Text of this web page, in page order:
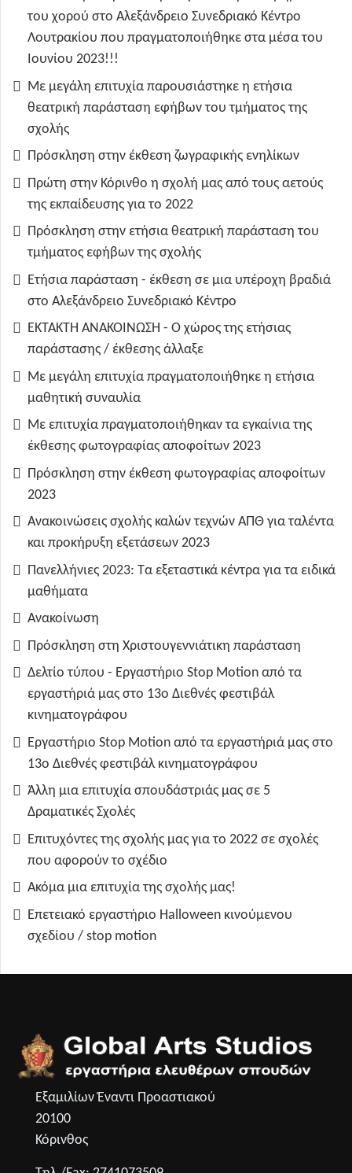
του χορού στο Αλεξάνδρειο Συνεδριακό Κέντρο
Λουτρακίου που πραγματοποιήθηκε στα μέσα του
Ιουνίου 2023!!!
Με μεγάλη επιτυχία παρουσιάστηκε η ετήσια
θεατρική παράσταση εφήβων του τμήματος της
σχολής
Πρόσκληση στην έκθεση ζωγραφικής ενηλίκων
Πρώτη στην Κόρινθο η σχολή μας από τους αετούς
της εκπαίδευσης για το 2022
Πρόσκληση στην ετήσια θεατρική παράσταση του
τμήματος εφήβων της σχολής
Ετήσια παράσταση - έκθεση σε μια υπέροχη βραδιά
στο Αλεξάνδρειο Συνεδριακό Κέντρο
ΕΚΤΑΚΤΗ ΑΝΑΚΟΙΝΩΣΗ - Ο χώρος της ετήσιας
παράστασης / έκθεσης άλλαξε
Με μεγάλη επιτυχία πραγματοποιήθηκε η ετήσια
μαθητική συναυλία
Με επιτυχία πραγματοποιήθηκαν τα εγκαίνια της
έκθεσης φωτογραφίας αποφοίτων 2023
Πρόσκληση στην έκθεση φωτογραφίας αποφοίτων
2023
Ανακοινώσεις σχολής καλών τεχνών ΑΠΘ για ταλέντα
και προκήρυξη εξετάσεων 2023
Πανελλήνιες 2023: Τα εξεταστικά κέντρα για τα ειδικά
μαθήματα
Ανακοίνωση
Πρόσκληση στη Χριστουγεννιάτικη παράσταση
Δελτίο τύπου - Εργαστήριο Stop Motion από τα
εργαστήριά μας στο 13ο Διεθνές φεστιβάλ
κινηματογράφου
Εργαστήριο Stop Motion από τα εργαστήριά μας στο
13ο Διεθνές φεστιβάλ κινηματογράφου
Άλλη μια επιτυχία σπουδάστριάς μας σε 5
Δραματικές Σχολές
Επιτυχόντες της σχολής μας για το 2022 σε σχολές
που αφορούν το σχέδιο
Ακόμα μια επιτυχία της σχολής μας!
Επετειακό εργαστήριο Halloween κινούμενου
σχεδίου / stop motion
Εξαμιλίων Έναντι Προαστιακού
20100
Κόρινθος